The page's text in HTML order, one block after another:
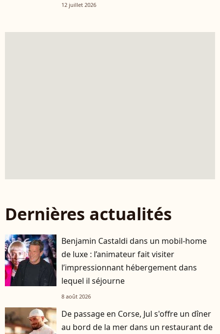
12 juillet 2026
Dernières actualités
Benjamin Castaldi dans un mobil-home
de luxe : l’animateur fait visiter
l’impressionnant hébergement dans
lequel il séjourne
8 août 2026
De passage en Corse, Jul s'offre un dîner
au bord de la mer dans un restaurant de